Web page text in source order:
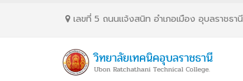
เลขที่ 5 ถนนเเจ้งสนิท อำเภอเมือง อุบลราชธานี